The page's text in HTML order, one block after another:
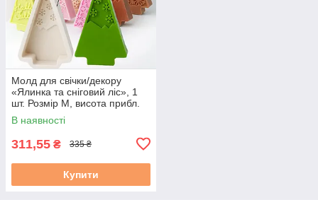
Молд для свічки/декору
«Ялинка та сніговий ліс», 1
шт. Розмір М, висота прибл.
12 см
В наявності
311,55 ₴ 335 ₴
Купити